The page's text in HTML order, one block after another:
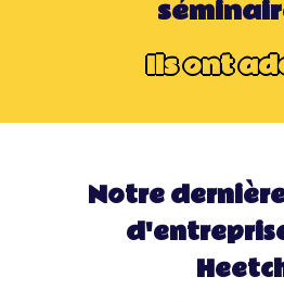
Ils ont
Notre